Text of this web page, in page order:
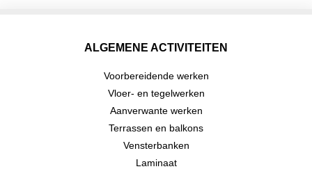
ALGEMENE ACTIVITEITEN
Voorbereidende werken
Vloer- en tegelwerken
Aanverwante werken
Terrassen en balkons
Vensterbanken
Laminaat